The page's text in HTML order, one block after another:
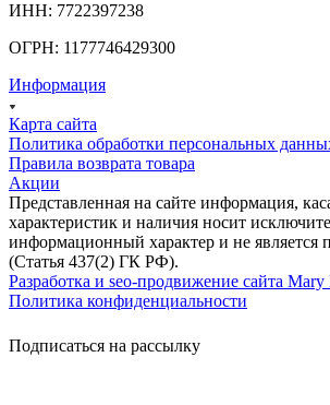
ИНН: 7722397238
ОГРН: 1177746429300
Информация
Карта сайта
Политика обработки персональных
Правила возврата товара
Акции
Представленная на сайте информация,
характеристик и наличия носит
информационный характер и не является
(Статья 437(2) ГК РФ).
Разработка и seo-продвижение сайта Mary
Политика конфиденциальности
Подписаться на рассылку